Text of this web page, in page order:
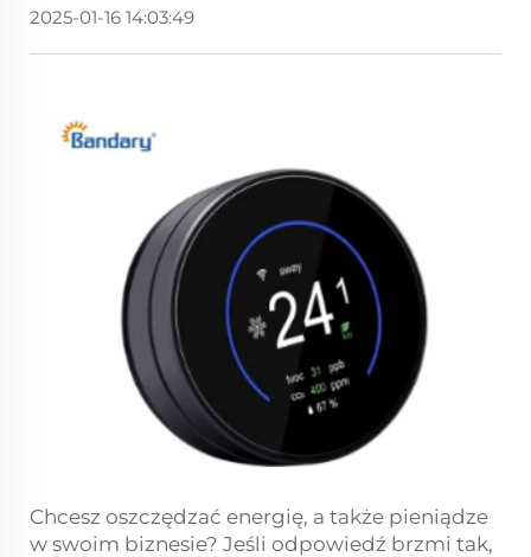
2025-01-16 14:03:49
Chcesz oszczędzać energię, a także pieniądze
w swoim biznesie? Jeśli odpowiedź brzmi tak,